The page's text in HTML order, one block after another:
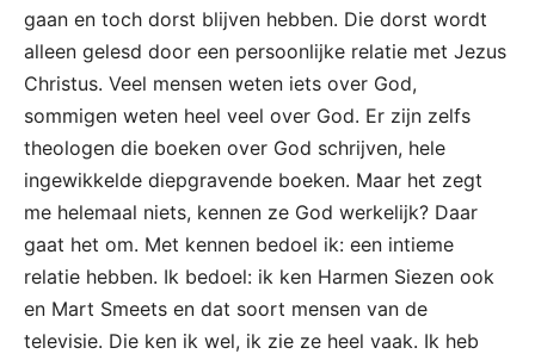
gaan en toch dorst blijven hebben. Die dorst wordt
alleen gelesd door een persoonlijke relatie met Jezus
Christus. Veel mensen weten iets over God,
sommigen weten heel veel over God. Er zijn zelfs
theologen die boeken over God schrijven, hele
ingewikkelde diepgravende boeken. Maar het zegt
me helemaal niets, kennen ze God werkelijk? Daar
gaat het om. Met kennen bedoel ik: een intieme
relatie hebben. Ik bedoel: ik ken Harmen Siezen ook
en Mart Smeets en dat soort mensen van de
televisie. Die ken ik wel, ik zie ze heel vaak. Ik heb